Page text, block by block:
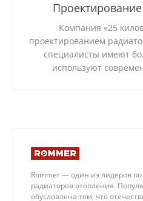
Компания «25
проектированием
специалисты имеют
используют
Rommer — один из лидеров
радиаторов отопления.
обусловлена тем, что